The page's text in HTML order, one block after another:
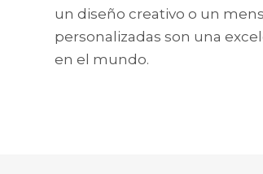
un diseño creativo o un
personalizadas son una
en el mundo.